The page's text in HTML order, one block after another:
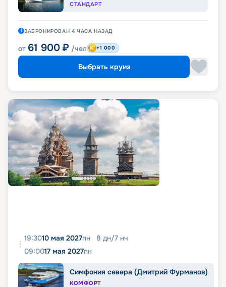
СТАНДАРТ
ЗАБРОНИРОВАН 4 ЧАСА НАЗАД
от 61 900 ₽ /чел +1 000
Выбрать круиз
19:3010 мая 2027пн 8 дн/7 нч
09:0017 мая 2027пн
Симфония севера (Дмитрий Фурманов)
КОМФОРТ